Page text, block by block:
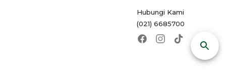
Hubungi Kami
(021) 6685700